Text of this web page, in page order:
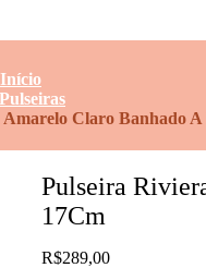
Início
Pulseiras
Claro Banhado
Pulseira
17Cm
R$289,00